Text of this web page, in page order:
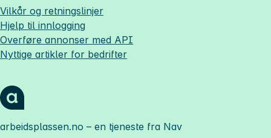
Vilkår og retningslinjer
Hjelp til innlogging
Overføre annonser med API
Nyttige artikler for bedrifter
arbeidsplassen.no – en tjeneste fra Nav